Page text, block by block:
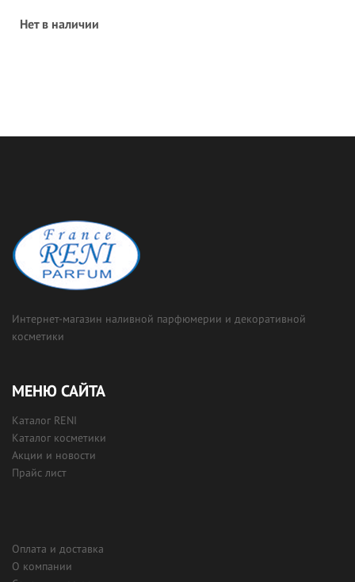
Нет в наличии
Интернет-магазин наливной парфюмерии и декоративной
косметики
МЕНЮ САЙТА
Каталог RENI
Каталог косметики
Акции и новости
Прайс лист
Оплата и доставка
О компании